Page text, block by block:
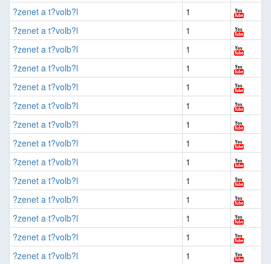
?zenet a t?volb?l
1
?zenet a t?volb?l
1
?zenet a t?volb?l
1
?zenet a t?volb?l
1
?zenet a t?volb?l
1
?zenet a t?volb?l
1
?zenet a t?volb?l
1
?zenet a t?volb?l
1
?zenet a t?volb?l
1
?zenet a t?volb?l
1
?zenet a t?volb?l
1
?zenet a t?volb?l
1
?zenet a t?volb?l
1
?zenet a t?volb?l
1